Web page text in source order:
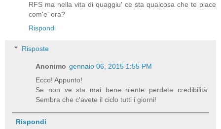
RFS ma nella vita di quaggiu' ce sta qualcosa che te piace
com'e' ora?
Rispondi
Risposte
Anonimo gennaio 06, 2015 1:55 PM
Ecco! Appunto!
Se non ve sta mai bene niente perdete credibilità.
Sembra che c'avete il ciclo tutti i giorni!
Rispondi